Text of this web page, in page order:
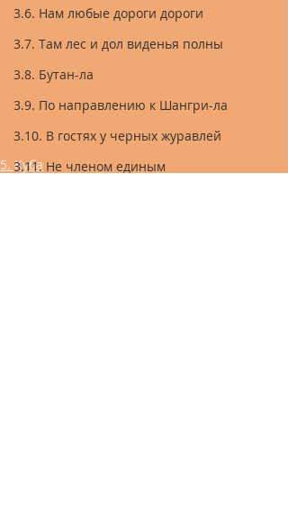
3.6. Нам любые дороги дороги
3.7. Там лес и дол виденья полны
3.8. Бутан-ла
3.9. По направлению к Шангри-ла
3.10. В гостях у черных журавлей
3.11. Не членом единым
5. Куба